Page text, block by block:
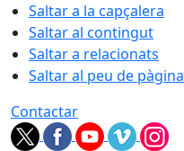
Saltar a la capçalera
Saltar al contingut
Saltar a relacionats
Saltar al peu de pàgina
Contactar